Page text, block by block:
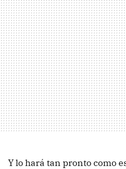
Y lo hará tan pronto como